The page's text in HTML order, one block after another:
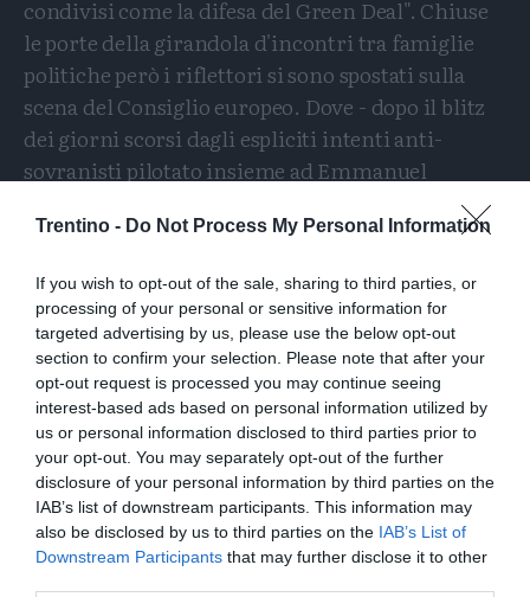
Trentino - Do Not Process My Personal Information
If you wish to opt-out of the sale, sharing to third parties, or
processing of your personal or sensitive information for
targeted advertising by us, please use the below opt-out
section to confirm your selection. Please note that after your
opt-out request is processed you may continue seeing
interest-based ads based on personal information utilized by
us or personal information disclosed to third parties prior to
your opt-out. You may separately opt-out of the further
disclosure of your personal information by third parties on the
IAB’s list of downstream participants. This information may
also be disclosed by us to third parties on the IAB’s List of
Downstream Participants that may further disclose it to other
condivisi come la difesa del Green Deal". Chiuse
le porte della girandola d'incontri tra famiglie
politiche però i riflettori si sono spostati sulla
scena del Consiglio europeo. Dove - dopo il blitz
dei giorni scorsi dagli espliciti intenti anti-
sovranisti pilotato insieme ad Emmanuel
Macron per definire la rosa dei nomi - i toni di
Scholz sono stati più concilianti nei confronti di
per tutelare l'intesa. Un accordo che, ha
rimarcato anche il liberale Mark Rutte, è stato
chiuso dai gruppi di maggioranza per i quali la
presenza di Ecr è "inaccettabile", senza però
alcuna volontà di "escludere" l'Italia. Alla fine la
premier - nonostante l'approccio "costruttivo"
descritto da alcune fonti Ue - non ha cambiato
idea. Al pari del però dato già per "irrecuperabile"
Viktor Orban.